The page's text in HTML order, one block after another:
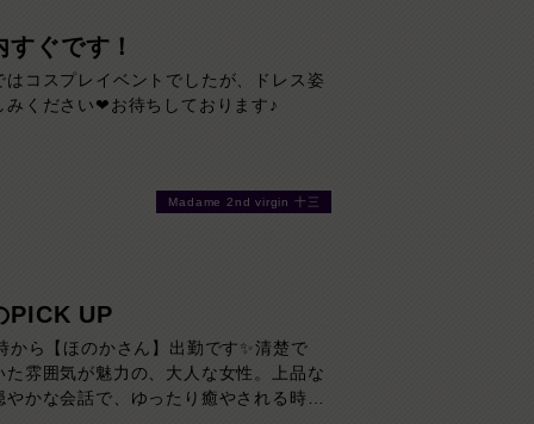
、気づけば心を奪われること間違いな
の余裕と親しみやすさを兼ね備えた、ぜ
会いしていただきたい注目の女性です。
勤…12:00～20:00
すぐです！
はコスプレイベントでしたが、ドレス姿
みください❤お待ちしております♪
Madame 2nd virgin 十三
PICK UP
から【ほのかさん】出勤です✨清楚で
た雰囲気が魅力の、大人な女性。上品な
やかな会話で、ゆったり癒やされる時間